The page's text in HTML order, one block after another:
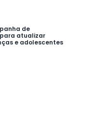
de
atualizar
e adolescentes